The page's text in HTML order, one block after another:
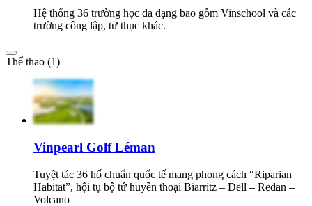
Hệ thống 36 trường học đa dạng bao gồm Vinschool và các
trường công lập, tư thục khác.
Thể thao (1)
Vinpearl Golf Léman
Tuyệt tác 36 hố chuẩn quốc tế mang phong cách “Riparian
Habitat”, hội tụ bộ tứ huyền thoại Biarritz – Dell – Redan –
Volcano